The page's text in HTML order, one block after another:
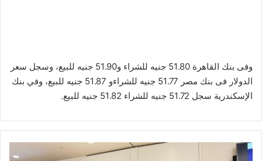
وفى بنك القاهرة 51.80 جنيه للشراء و51.90 جنيه للبيع، وسجل سعر
الدولار فى بنك مصر 51.77 جنيه للشراءو 51.87 جنيه للبيع، وفي بنك
الإسكندرية سجل 51.72 جنيه للشراء 51.82 جنيه للبيع.
بعد